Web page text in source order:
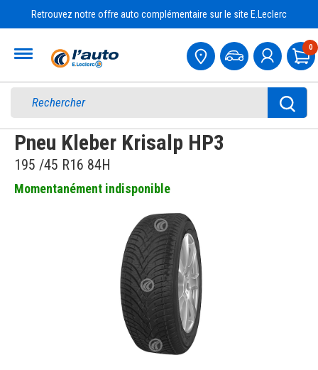
Retrouvez notre offre auto complémentaire sur le site E.Leclerc
0
Pneu Kleber Krisalp HP3
195 /45 R16 84H
Momentanément indisponible